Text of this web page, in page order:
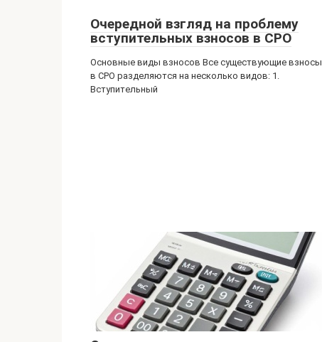
Очередной взгляд на проблему
вступительных взносов в СРО
Основные виды взносов Все существующие взносы
в СРО разделяются на несколько видов: 1.
Вступительный